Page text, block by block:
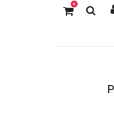
0